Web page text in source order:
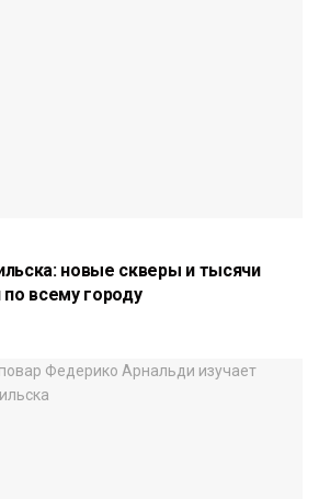
новые скверы и тысячи
по всему городу